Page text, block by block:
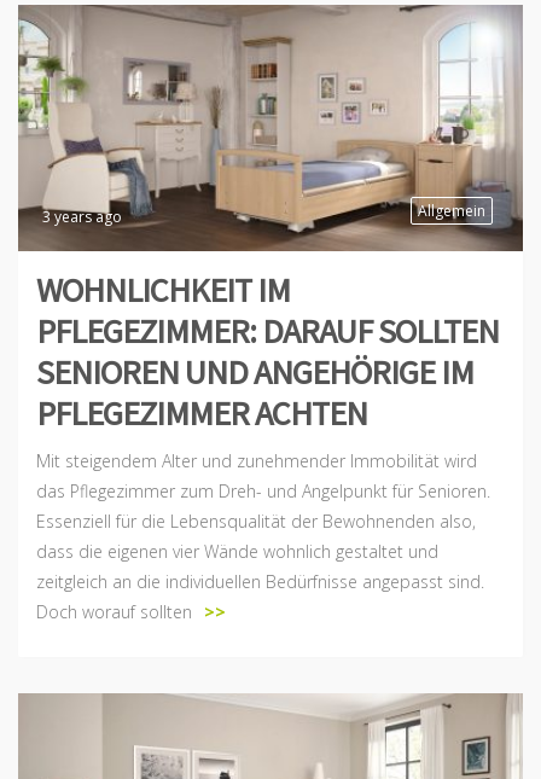
Allgemein
3 years ago
WOHNLICHKEIT IM
PFLEGEZIMMER: DARAUF SOLLTEN
SENIOREN UND ANGEHÖRIGE IM
PFLEGEZIMMER ACHTEN
Mit steigendem Alter und zunehmender Immobilität wird
das Pflegezimmer zum Dreh- und Angelpunkt für Senioren.
Essenziell für die Lebensqualität der Bewohnenden also,
dass die eigenen vier Wände wohnlich gestaltet und
zeitgleich an die individuellen Bedürfnisse angepasst sind.
Doch worauf sollten
>>